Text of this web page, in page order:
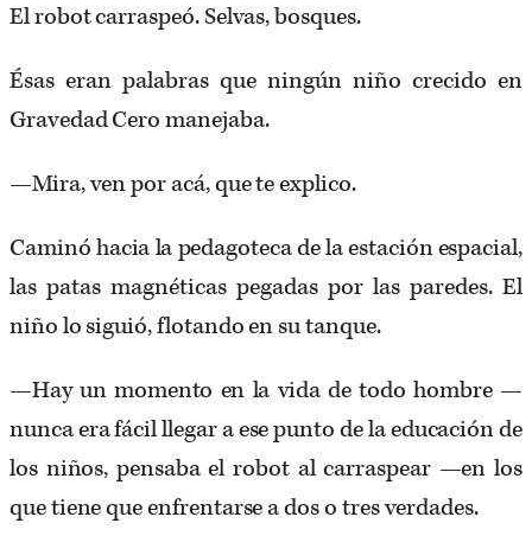
El robot carraspeó. Selvas, bosques.
Ésas eran palabras que ningún niño crecido en
Gravedad Cero manejaba.
—Mira, ven por acá, que te explico.
Caminó hacia la pedagoteca de la estación espacial,
las patas magnéticas pegadas por las paredes. El
niño lo siguió, flotando en su tanque.
—Hay un momento en la vida de todo hombre —
nunca era fácil llegar a ese punto de la educación de
los niños, pensaba el robot al carraspear —en los
que tiene que enfrentarse a dos o tres verdades.